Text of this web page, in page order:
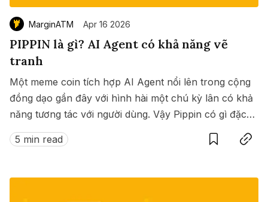
MarginATM Apr 16 2026
PIPPIN là gì? AI Agent có khả năng vẽ
tranh
Một meme coin tích hợp AI Agent nổi lên trong cộng
đồng dạo gần đây với hình hài một chú kỳ lân có khả
năng tương tác với người dùng. Vậy Pippin có gì đặc
biệt? ?
5 min read
SaveCopy link